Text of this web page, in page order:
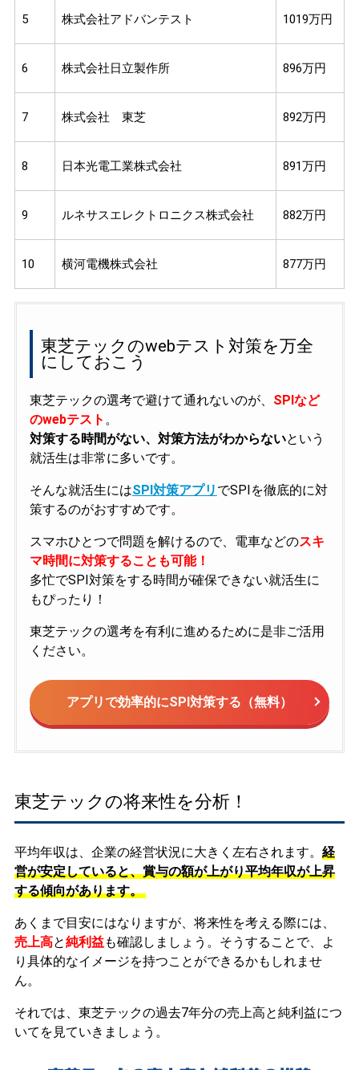
5 株式会社アドバンテスト 1019万円
6 株式会社日立製作所 896万円
7 株式会社 東芝 892万円
8 日本光電工業株式会社 891万円
9 ルネサスエレクトロニクス株式会社 882万円
10 横河電機株式会社 877万円
東芝テックのwebテスト対策を万全
にしておこう
東芝テックの選考で避けて通れないのが、 SPIなど
のwebテスト 。
対策する時間がない、対策方法がわからないという
就活生は非常に多いです。
そんな就活生にはSPI対策アプリ でSPIを徹底的に対
策するのがおすすめです。
スマホひとつで問題を解けるので、電車などのスキ
マ時間に対策することも可能！
多忙でSPI対策をする時間が確保できない就活生に
もぴったり！
東芝テックの選考を有利に進めるために是非ご活用
ください。
アプリで効率的にSPI対策する（無料）
東芝テックの将来性を分析！
平均年収は、企業の経営状況に大きく左右されます。 経
営が安定していると、賞与の額が上がり平均年収が上昇
する傾向があります。
あくまで目安にはなりますが、将来性を考える際には、
売上高と純利益も確認しましょう。そうすることで、よ
り具体的なイメージを持つことができるかもしれませ
ん。
それでは、東芝テックの過去7年分の売上高と純利益につ
いてを見ていきましょう。